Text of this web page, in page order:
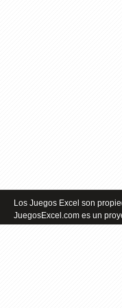
Los Juegos Excel son
JuegosExcel.com es un